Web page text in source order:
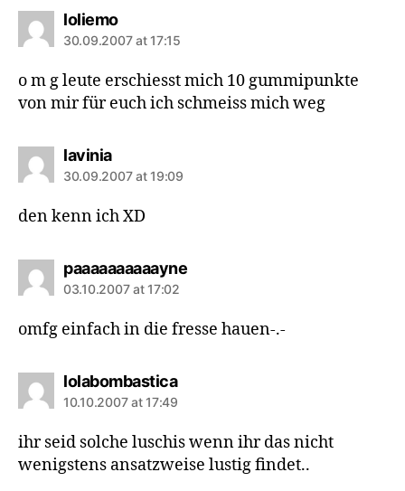
loliemosays:
30.09.2007 at 17:15
o m g leute erschiesst mich 10 gummipunkte
von mir für euch ich schmeiss mich weg
laviniasays:
30.09.2007 at 19:09
den kenn ich XD
paaaaaaaaaaynesays:
03.10.2007 at 17:02
omfg einfach in die fresse hauen-.-
lolabombasticasays:
10.10.2007 at 17:49
ihr seid solche luschis wenn ihr das nicht
wenigstens ansatzweise lustig findet..